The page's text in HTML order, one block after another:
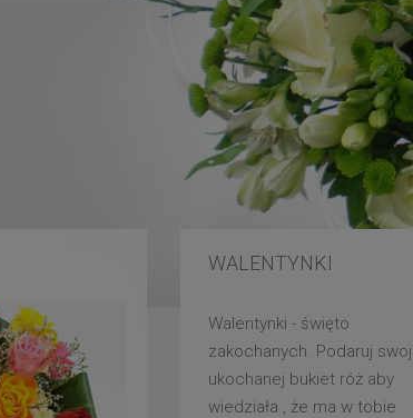
WALENTYNKI
Walentynki - święto
zakochanych. Podaruj
ukochanej bukiet róż aby
wiedziała , że ma w tobie